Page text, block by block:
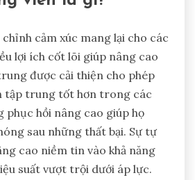
cảm xúc mang lại cho các
lợi ích cốt lõi giúp nâng cao
được cải thiện cho phép
tập trung tốt hơn trong các
phục hồi nâng cao giúp họ
sau những thất bại. Sự tự
cao niềm tin vào khả năng
suất vượt trội dưới áp lực.